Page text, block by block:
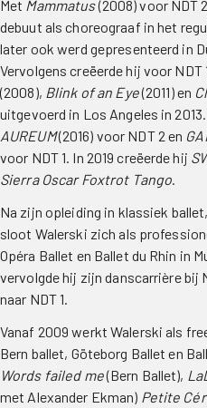
Met Mammatus(2008) voor NDT
debuut als choreograaf in het
later ook werd gepresenteerd in
Vervolgens creëerde hij voor NDT
(2008), Blink of an Eye(2011) en
uitgevoerd in Los Angeles in
AUREUM(2016) voor NDT 2 en
voor NDT 1. In 2019 creëerde hij
Sierra Oscar Foxtrot Tango
Na zijn opleiding in klassiek
sloot Walerski zich als
Opéra Ballet en Ballet du Rhin in
vervolgde hij zijn danscarrière bij
naar NDT 1.
Vanaf 2009 werkt Walerski als
Bern ballet, Göteborg Ballet en
Words failed me(Bern Ballet),
met Alexander Ekman) Petite